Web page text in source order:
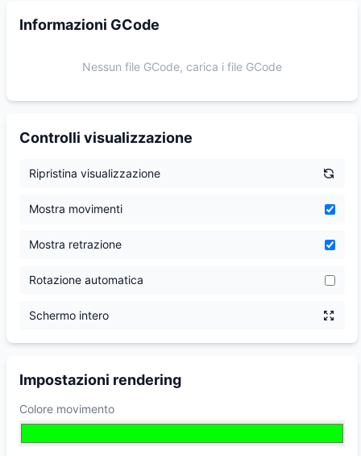
Informazioni GCode
Nessun file GCode, carica i file GCode
Controlli visualizzazione
Ripristina visualizzazione
Mostra movimenti
Mostra retrazione
Rotazione automatica
Schermo intero
Impostazioni rendering
Colore movimento